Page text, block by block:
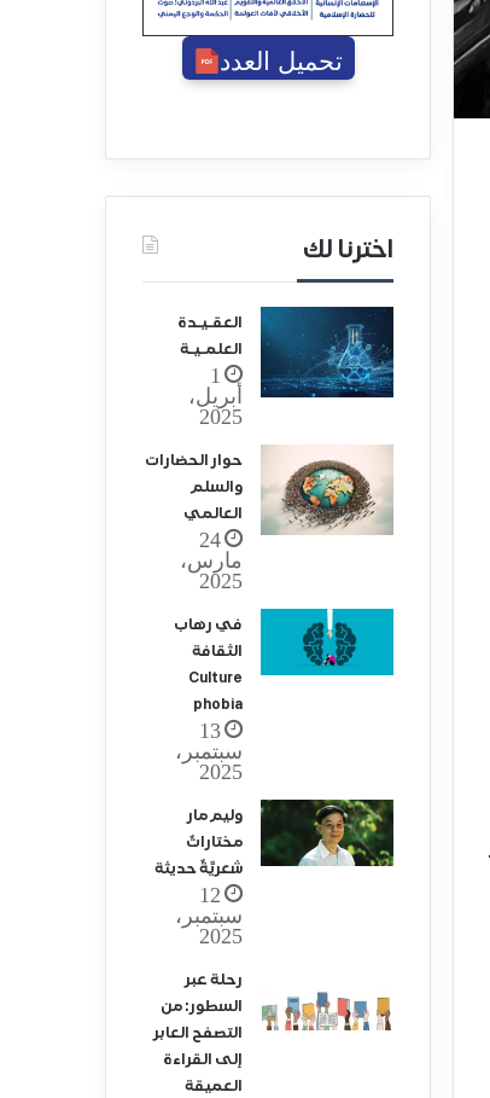
تحميل العدد
اخترنا لك
العقـيـدة
العلمـيـة
1
أبريل،
2025
حوار الحضارات
والسلم
العالمي
24
مارس،
2025
في رهاب
الثقافة
Culture
phobia
13
سبتمبر،
2025
وليم مار
مختاراتٌ
شعريَّةٌ حديثة
12
سبتمبر،
2025
رحلة عبر
السطور: من
التصفح العابر
إلى القراءة
العميقة